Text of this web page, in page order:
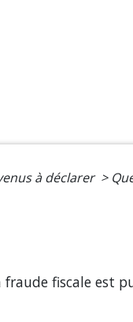
à déclarer >
fiscale est